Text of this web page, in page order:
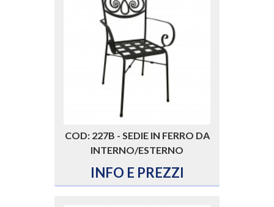
COD: 227B - SEDIE IN FERRO DA
INTERNO/ESTERNO
INFO E PREZZI